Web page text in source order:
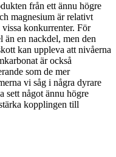
från ett ännu högre
magnesium är relativt
konkurrenter. För
än en nackdel, men den
kan uppleva att nivåerna
är också
som de mer
vi såg i några dyrare
sett något ännu högre
kopplingen till